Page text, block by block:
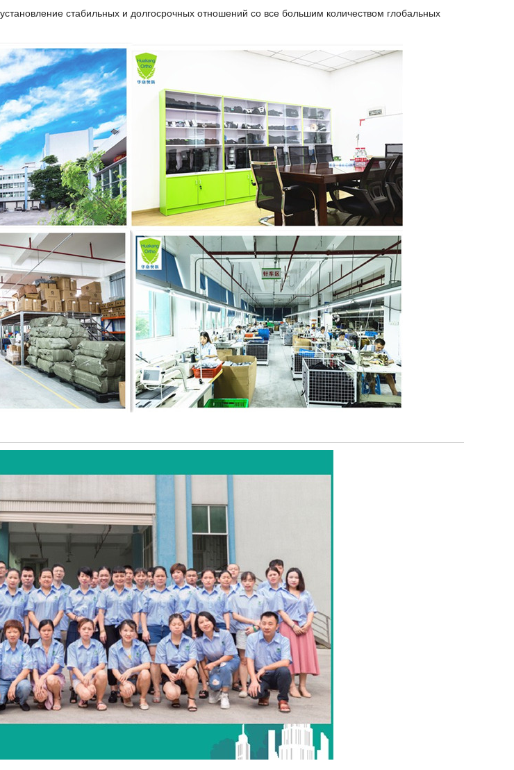
стабильных и долгосрочных отношений со все большим количеством глобальных